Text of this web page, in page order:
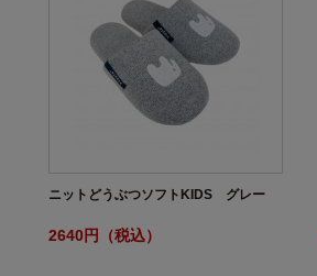
ニットどうぶつソフトKIDS グレー
2640円（税込）